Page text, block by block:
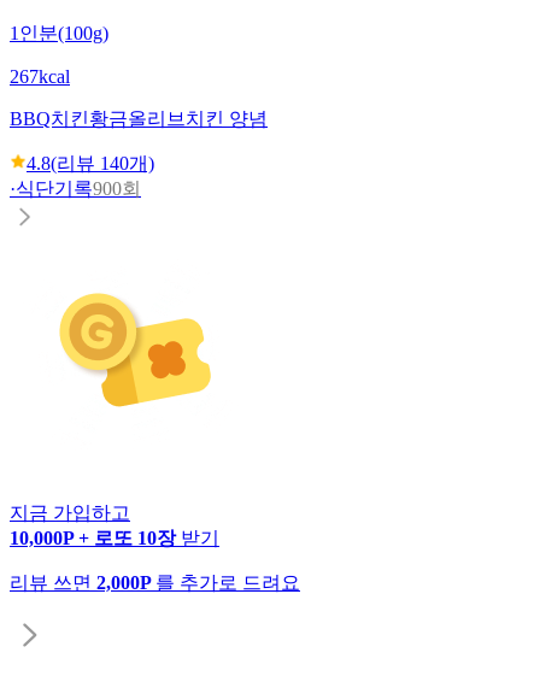
1인분(100g)
267kcal
BBQ치킨황금올리브치킨 양념
4.8(리뷰 140개)
·식단기록900회
지금 가입하고
10,000P + 로또 10장 받기
리뷰 쓰면 2,000P 를 추가로 드려요